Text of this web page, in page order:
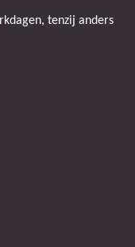
tenzij anders